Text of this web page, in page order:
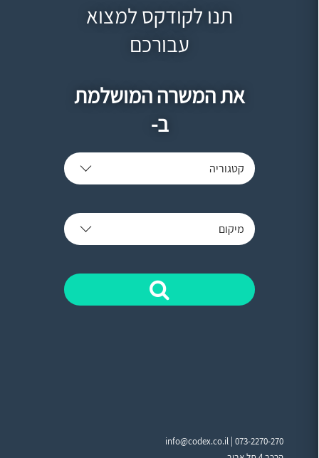
תנו לקודקס למצוא
עבורכם
את המשרה המושלמת
ב-
קטגוריה
מיקום
info@codex.co.il |073-2270-270